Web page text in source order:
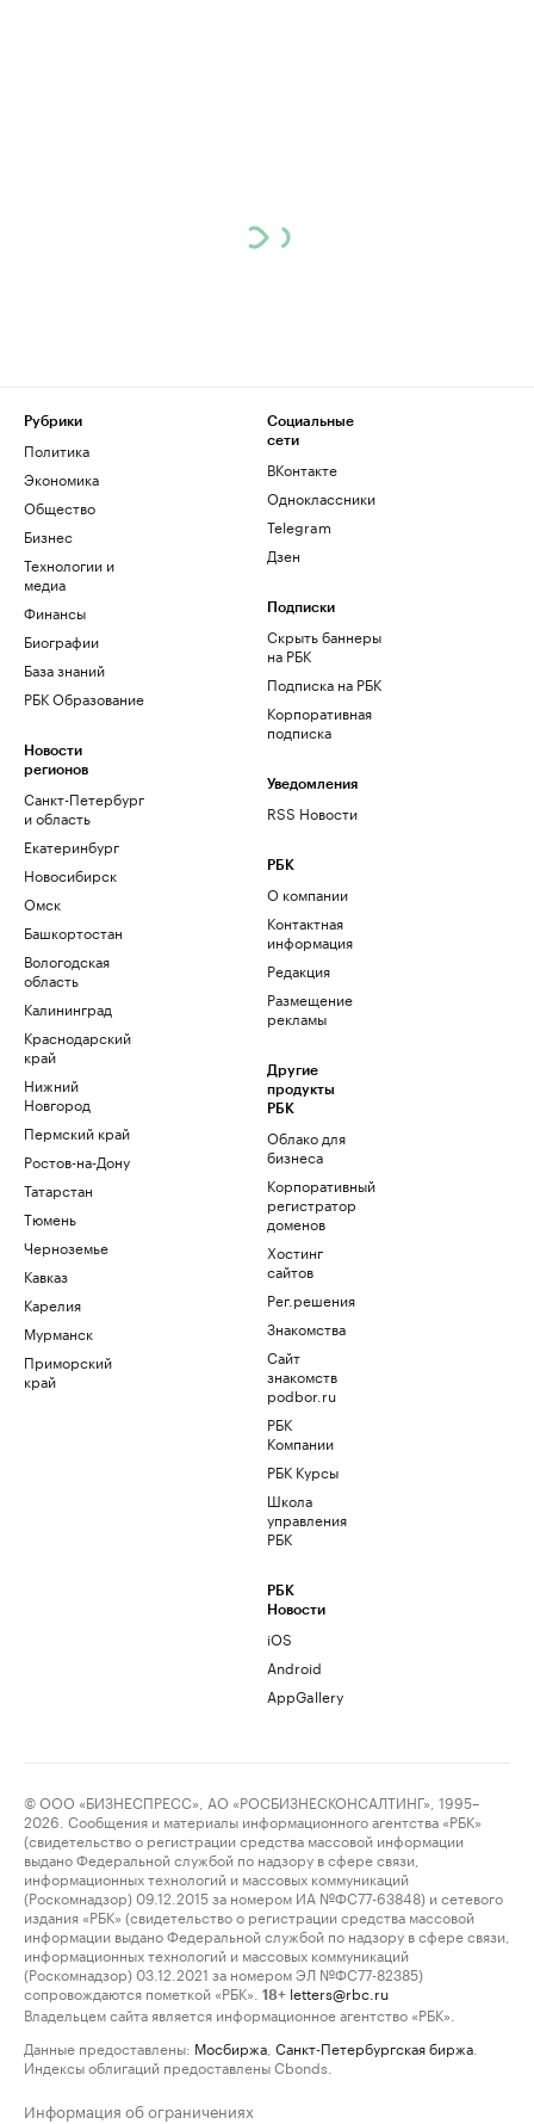
Рубрики
Политика
Экономика
Общество
Бизнес
Технологии и
медиа
Финансы
Биографии
База знаний
РБК Образование
Новости
регионов
Санкт-Петербург
и область
Екатеринбург
Новосибирск
Омск
Башкортостан
Вологодская
область
Калининград
Краснодарский
край
Нижний
Новгород
Пермский край
Ростов-на-Дону
Татарстан
Тюмень
Черноземье
Кавказ
Карелия
Мурманск
Приморский
край
Социальные
сети
ВКонтакте
Одноклассники
Telegram
Дзен
Подписки
Скрыть баннеры
на РБК
Подписка на РБК
Корпоративная
подписка
Уведомления
RSS Новости
РБК
О компании
Контактная
информация
Редакция
Размещение
рекламы
Другие
продукты
РБК
Облако для
бизнеса
Корпоративный
регистратор
доменов
Хостинг
сайтов
Рег.решения
Знакомства
Сайт
знакомств
podbor.ru
РБК
Компании
РБК Курсы
Школа
управления
РБК
РБК
Новости
iOS
Android
AppGallery
© ООО «БИЗНЕСПРЕСС», АО «РОСБИЗНЕСКОНСАЛТИНГ», 1995–
2026. Сообщения и материалы информационного агентства «РБК»
(свидетельство о регистрации средства массовой информации
выдано Федеральной службой по надзору в сфере связи,
информационных технологий и массовых коммуникаций
(Роскомнадзор) 09.12.2015 за номером ИА №ФС77-63848) и сетевого
издания «РБК» (свидетельство о регистрации средства массовой
информации выдано Федеральной службой по надзору в сфере связи,
информационных технологий и массовых коммуникаций
(Роскомнадзор) 03.12.2021 за номером ЭЛ №ФС77-82385)
сопровождаются пометкой «РБК».
18+ letters@rbc.ru
Владельцем сайта является информационное агентство «РБК».
Данные предоставлены: Мосбиржа Санкт-Петербургская биржа
Индексы облигаций предоставлены Cbonds.
Информация об ограничениях